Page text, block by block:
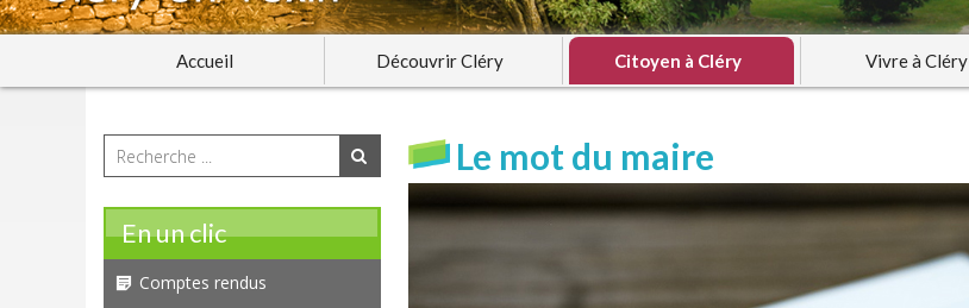
Accueil Découvrir Cléry Citoyen à Cléry Vivre à Cléry
Le mot du maire
En un clic
Comptes rendus